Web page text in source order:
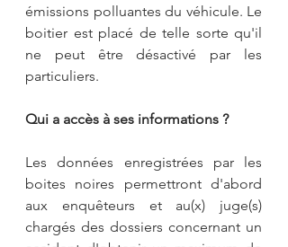
émissions polluantes du véhicule. Le
boitier est placé de telle sorte qu'il
ne peut être désactivé par les
particuliers.
Qui a accès à ses informations ?
Les données enregistrées par les
boites noires permettront d'abord
aux enquêteurs et au(x) juge(s)
chargés des dossiers concernant un